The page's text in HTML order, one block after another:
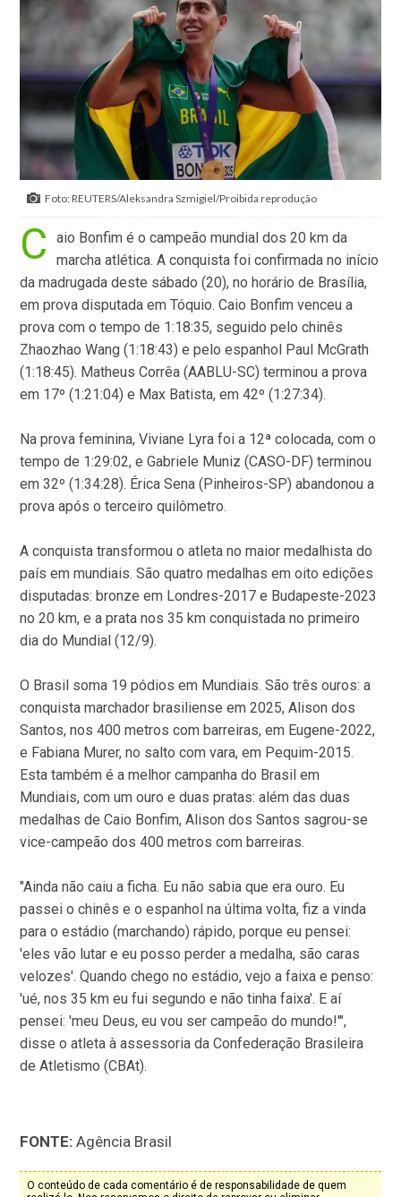
Foto: REUTERS/Aleksandra Szmigiel/Proibida reprodução
C
aio Bonfim é o campeão mundial dos 20 km da
marcha atlética. A conquista foi confirmada no início
da madrugada deste sábado (20), no horário de Brasília,
em prova disputada em Tóquio. Caio Bonfim venceu a
prova com o tempo de 1:18:35, seguido pelo chinês
Zhaozhao Wang (1:18:43) e pelo espanhol Paul McGrath
(1:18:45). Matheus Corrêa (AABLU-SC) terminou a prova
em 17º (1:21:04) e Max Batista, em 42º (1:27:34).
Na prova feminina, Viviane Lyra foi a 12ª colocada, com o
tempo de 1:29:02, e Gabriele Muniz (CASO-DF) terminou
em 32º (1:34:28). Érica Sena (Pinheiros-SP) abandonou a
prova após o terceiro quilômetro.
A conquista transformou o atleta no maior medalhista do
país em mundiais. São quatro medalhas em oito edições
disputadas: bronze em Londres-2017 e Budapeste-2023
no 20 km, e a prata nos 35 km conquistada no primeiro
dia do Mundial (12/9).
O Brasil soma 19 pódios em Mundiais. São três ouros: a
conquista marchador brasiliense em 2025, Alison dos
Santos, nos 400 metros com barreiras, em Eugene-2022,
e Fabiana Murer, no salto com vara, em Pequim-2015.
Esta também é a melhor campanha do Brasil em
Mundiais, com um ouro e duas pratas: além das duas
medalhas de Caio Bonfim, Alison dos Santos sagrou-se
vice-campeão dos 400 metros com barreiras.
"Ainda não caiu a ficha. Eu não sabia que era ouro. Eu
passei o chinês e o espanhol na última volta, fiz a vinda
para o estádio (marchando) rápido, porque eu pensei:
'eles vão lutar e eu posso perder a medalha, são caras
velozes'. Quando chego no estádio, vejo a faixa e penso:
'ué, nos 35 km eu fui segundo e não tinha faixa'. E aí
pensei: 'meu Deus, eu vou ser campeão do mundo!'",
disse o atleta à assessoria da Confederação Brasileira
de Atletismo (CBAt).
FONTE:Agência Brasil
O conteúdo de cada comentário é de responsabilidade de quem